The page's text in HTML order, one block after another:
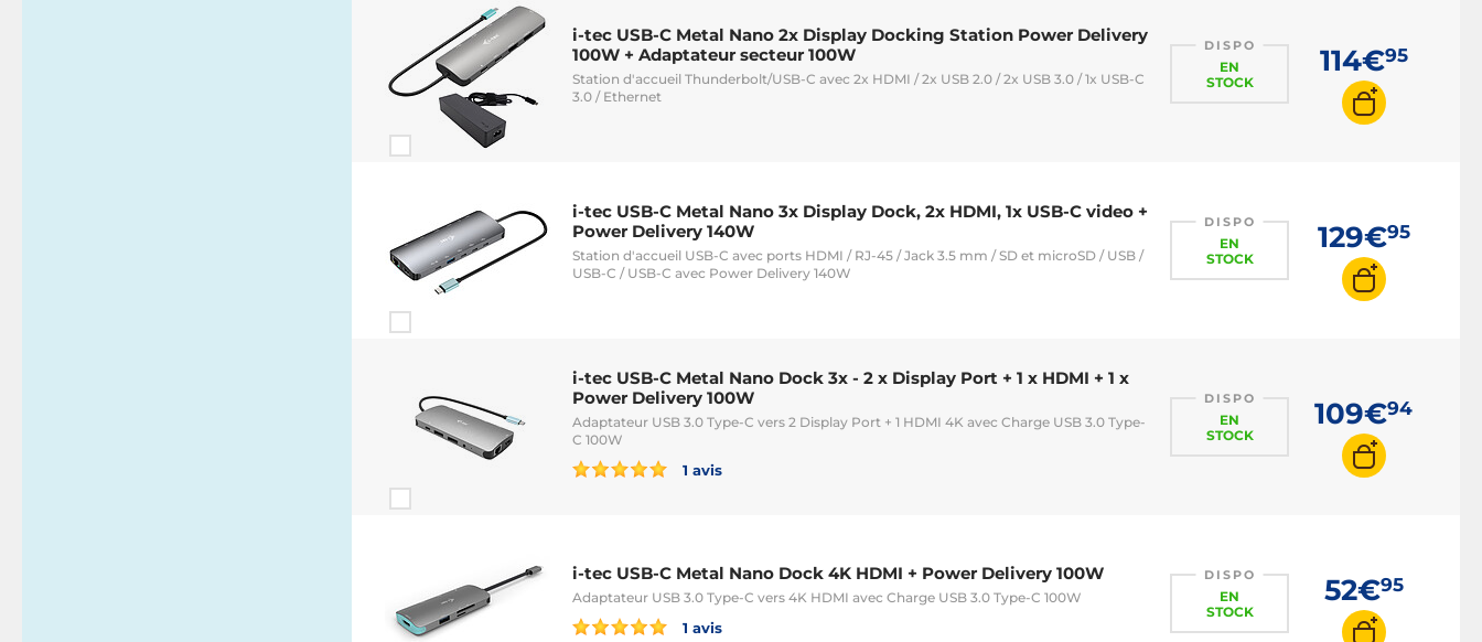
i-tec USB-C Metal Nano 2x Display Docking Station Power Delivery
100W + Adaptateur secteur 100W
Station d'accueil Thunderbolt/USB-C avec 2x HDMI / 2x USB 2.0 / 2x USB 3.0 / 1x USB-C
3.0 / Ethernet
DISPO
EN
STOCK
114€95
i-tec USB-C Metal Nano 3x Display Dock, 2x HDMI, 1x USB-C video +
Power Delivery 140W
Station d'accueil USB-C avec ports HDMI / RJ-45 / Jack 3.5 mm / SD et microSD / USB /
USB-C / USB-C avec Power Delivery 140W
DISPO
EN
STOCK
129€95
i-tec USB-C Metal Nano Dock 3x - 2 x Display Port + 1 x HDMI + 1 x
Power Delivery 100W
Adaptateur USB 3.0 Type-C vers 2 Display Port + 1 HDMI 4K avec Charge USB 3.0 Type-
C 100W
1 avis
DISPO
EN
STOCK
109€94
i-tec USB-C Metal Nano Dock 4K HDMI + Power Delivery 100W
Adaptateur USB 3.0 Type-C vers 4K HDMI avec Charge USB 3.0 Type-C 100W
1 avis
DISPO
EN
STOCK
52€95